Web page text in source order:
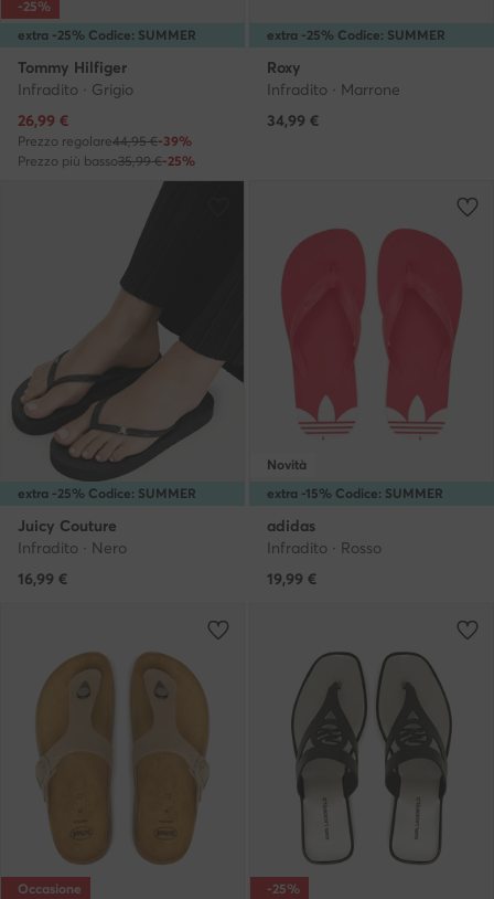
extra -25% Codice: SUMMER
-25%
Tommy Hilfiger
Infradito · Grigio
Prezzo attuale
26,99 €
Prezzo regolare44,95 €-39%
Prezzo più basso35,99 €-25%
extra -25% Codice: SUMMER
Roxy
Infradito · Marrone
34,99 €
extra -25% Codice: SUMMER
Juicy Couture
Infradito · Nero
16,99 €
extra -15% Codice: SUMMER
Novità
adidas
Infradito · Rosso
19,99 €
Occasione -25%